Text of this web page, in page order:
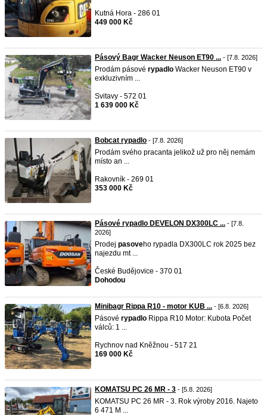
Kutná Hora - 286 01
449 000 Kč
Pásový Bagr Wacker Neuson ET90 ... - [7.8. 2026]
Prodám pásové rypadlo Wacker Neuson ET90 v
exkluzivním ...
Svitavy - 572 01
1 639 000 Kč
Bobcat rypadlo - [7.8. 2026]
Prodám svého pracanta jelikož už pro něj nemám
místo an ...
Rakovník - 269 01
353 000 Kč
Pásové rypadlo DEVELON DX300LC ... - [7.8.
2026]
Prodej pasoveho rypadla DX300LC rok 2025 bez
najezdu mt ...
České Budějovice - 370 01
Dohodou
Minibagr Rippa R10 - motor KUB ... - [6.8. 2026]
Pásové rypadlo Rippa R10 Motor: Kubota Počet
válců: 1 ...
Rychnov nad Kněžnou - 517 21
169 000 Kč
KOMATSU PC 26 MR - 3 - [5.8. 2026]
KOMATSU PC 26 MR - 3. Rok výroby 2016. Najeto
6 471 M ...